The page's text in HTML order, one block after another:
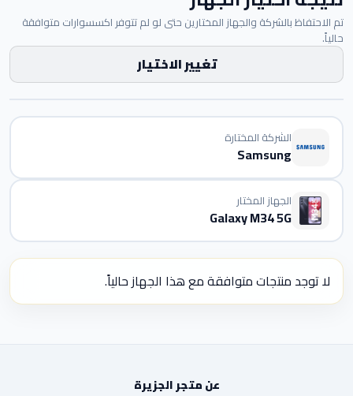
تم الاحتفاظ بالشركة والجهاز المختارين حتى لو لم تتوفر اكسسوارات متوافقة
حالياً.
تغيير الاختيار
الشركة المختارة
Samsung
الجهاز المختار
Galaxy M34 5G
لا توجد منتجات متوافقة مع هذا الجهاز حالياً.
عن متجر الجزيرة